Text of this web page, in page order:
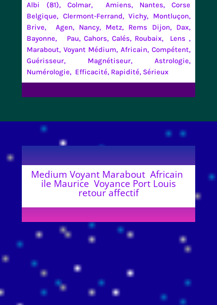
Albi (81), Colmar, Amiens, Nantes, Corse
Belgique, Clermont-Ferrand, Vichy, Montluçon,
Brive, Agen, Nancy, Metz, Rems Dijon, Dax,
Bayonne, Pau, Cahors, Calés, Roubaix, Lens ,
Marabout, Voyant Médium, Africain, Compétent,
Guérisseur, Magnétiseur, Astrologie,
Numérologie, Efficacité, Rapidité, Sérieux
Medium Voyant Marabout Africain
ile Maurice Voyance Port Louis
retour affectif